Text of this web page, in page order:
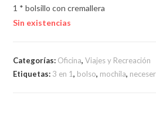
1 * bolsillo con cremallera
Sin existencias
Categorías: Oficina,Viajes y Recreación
Etiquetas: 3 en 1, bolso, mochila, neceser